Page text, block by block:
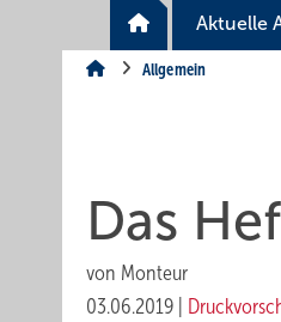
Aktuelle
Allgemein
Das
von Monteur
03.06.2019